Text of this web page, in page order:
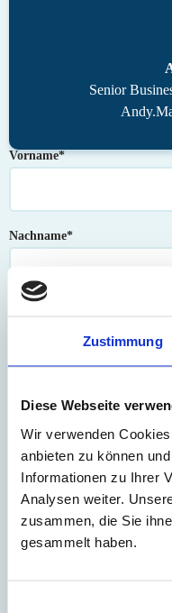
Zustimmung
Diese Webseite
Wir verwenden
anbieten zu können
Informationen zu Ihrer
Analysen weiter.
zusammen, die Sie
gesammelt haben.
Senior
Vorname*
Nachname*
Telefon